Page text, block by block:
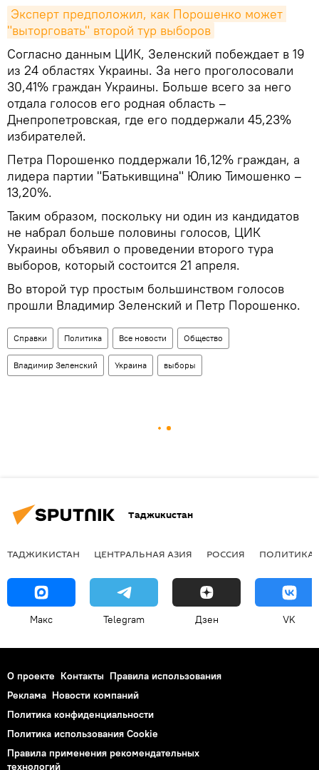
Эксперт предположил, как Порошенко может
"выторговать" второй тур выборов
Согласно данным ЦИК, Зеленский побеждает в 19
из 24 областях Украины. За него проголосовали
30,41% граждан Украины. Больше всего за него
отдала голосов его родная область –
Днепропетровская, где его поддержали 45,23%
избирателей.
Петра Порошенко поддержали 16,12% граждан, а
лидера партии "Батькивщина" Юлию Тимошенко –
13,20%.
Таким образом, поскольку ни один из кандидатов
не набрал больше половины голосов, ЦИК
Украины объявил о проведении второго тура
выборов, который состоится 21 апреля.
Во второй тур простым большинством голосов
прошли Владимир Зеленский и Петр Порошенко.
Справки Политика Все новости Общество
Владимир Зеленский Украина выборы
Таджикистан
ТАДЖИКИСТАН ЦЕНТРАЛЬНАЯ АЗИЯ РОССИЯ ПОЛИТИКА
Макс Telegram Дзен VK
О проекте Контакты Правила использования
Реклама Новости компаний
Политика конфиденциальности
Политика использования Cookie
Правила применения рекомендательных
технологий